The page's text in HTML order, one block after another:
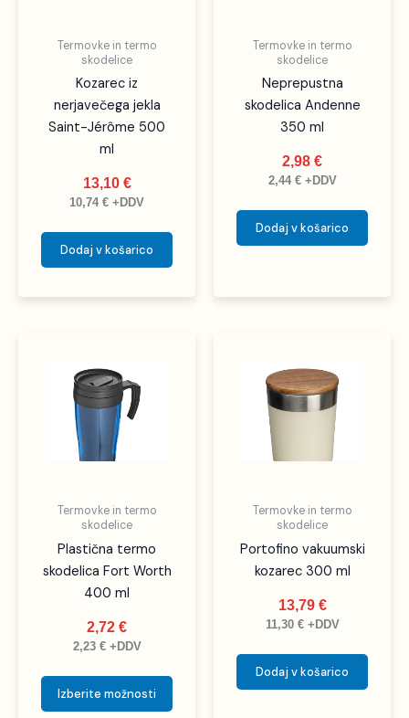
Termovke in termo
skodelice
Kozarec iz
nerjavečega jekla
Saint-Jérôme 500
ml
13,10 €
10,74 € +DDV
Dodaj v košarico
Termovke in termo
skodelice
Neprepustna
skodelica Andenne
350 ml
2,98 €
2,44 €+DDV
Dodaj v košarico
Termovke in termo
skodelice
Plastična termo
skodelica Fort Worth
400 ml
2,72 €
2,23 €+DDV
Izberite možnosti
Termovke in termo
skodelice
Portofino vakuumski
kozarec 300 ml
13,79 €
11,30 €+DDV
Dodaj v košarico